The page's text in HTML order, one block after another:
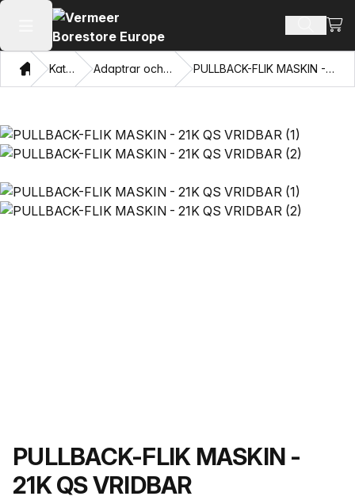
Öppna huvudmenyn Sök
Hem Katalog Adaptrar och dragögon PULLBACK-FLIK MASKIN - 21K QS VRIDBAR
Produktnamn
PULLBACK-FLIK MASKIN -
21K QS VRIDBAR